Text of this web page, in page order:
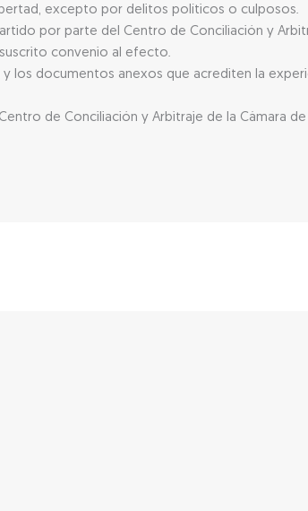
excepto por delitos políticos o culposos.
por parte del Centro de Conciliación y
convenio al efecto.
los documentos anexos que acrediten la
de Conciliación y Arbitraje de la Cámara